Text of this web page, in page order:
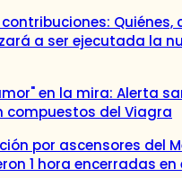
Quiénes,
a ser ejecutada la
en la mira: Alerta
compuestos del Viagra
por ascensores del
1 hora encerradas